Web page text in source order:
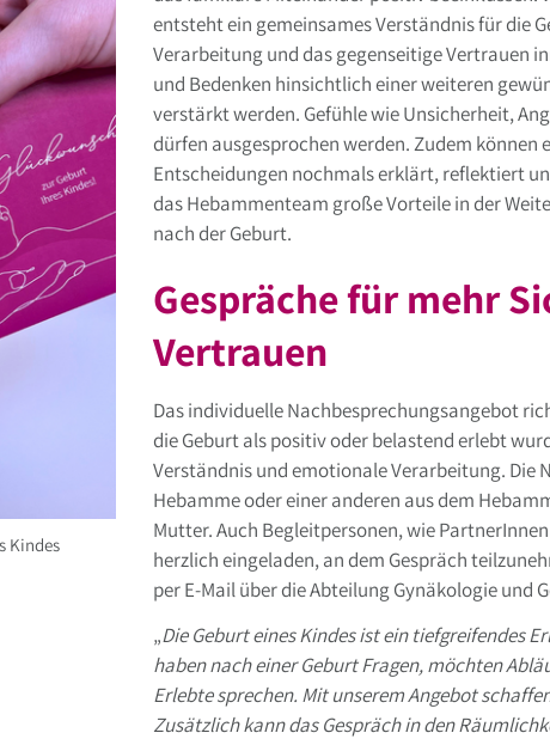
Kindes
entsteht ein gemeinsames Verständnis für die
Verarbeitung und das gegenseitige Vertrauen
und Bedenken hinsichtlich einer weiteren
verstärkt werden. Gefühle wie Unsicherheit,
dürfen ausgesprochen werden. Zudem
Entscheidungen nochmals erklärt, reflektiert
das Hebammenteam große Vorteile in der
nach der Geburt.
Gespräche für mehr
Vertrauen
Das individuelle Nachbesprechungsangebot
die Geburt als positiv oder belastend erlebt
Verständnis und emotionale Verarbeitung. Die
Hebamme oder einer anderen aus dem
Mutter. Auch Begleitpersonen, wie
herzlich eingeladen, an dem Gespräch
per E-Mail über die Abteilung Gynäkologie und
„Die Geburt eines Kindes ist ein tiefgreifendes
haben nach einer Geburt Fragen, möchten
Erlebte sprechen. Mit unserem Angebot
Zusätzlich kann das Gespräch in den